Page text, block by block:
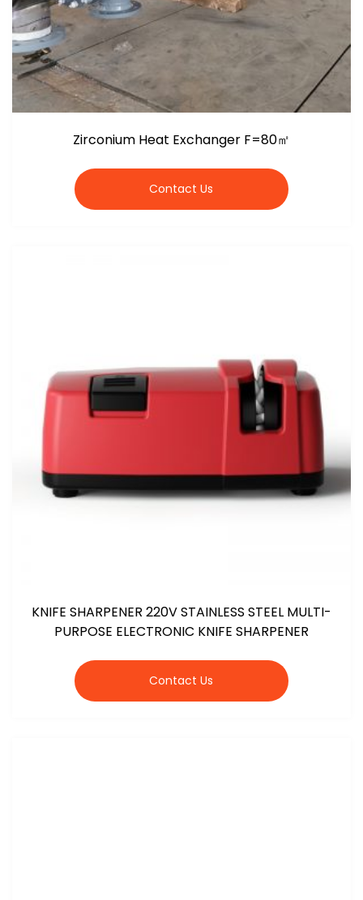
Zirconium Heat Exchanger F=80㎡
Contact Us
KNIFE SHARPENER 220V STAINLESS STEEL MULTI-
PURPOSE ELECTRONIC KNIFE SHARPENER
Contact Us